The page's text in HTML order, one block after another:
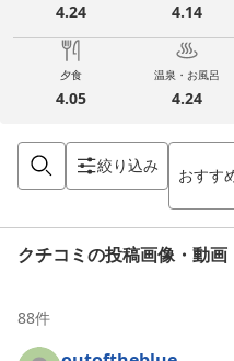
4.24 4.14
夕食
4.05
温泉・お風呂
4.24
絞り込み おすす
クチコミの投稿画像・動画
88件